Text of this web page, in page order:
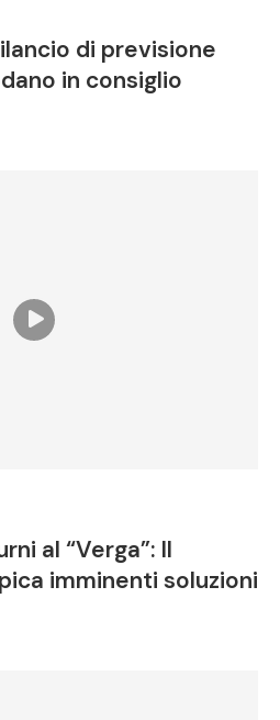
di previsione
in consiglio
al “Verga”: Il
imminenti soluzioni